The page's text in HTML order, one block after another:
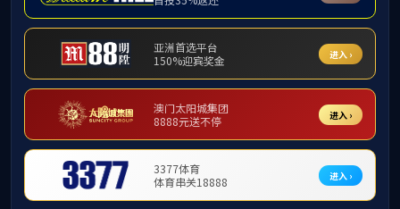
2G/3G/4G天线系列
5G天线系列
物联网天线系列
GPS天线系列
室分天线系列
车载天线系列
WiFi天线系列